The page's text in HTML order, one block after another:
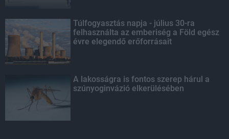
Túlfogyasztás napja - július 30-ra
felhasználta az emberiség a Föld egész
évre elegendő erőforrásait
A lakosságra is fontos szerep hárul a
szúnyoginvázió elkerülésében